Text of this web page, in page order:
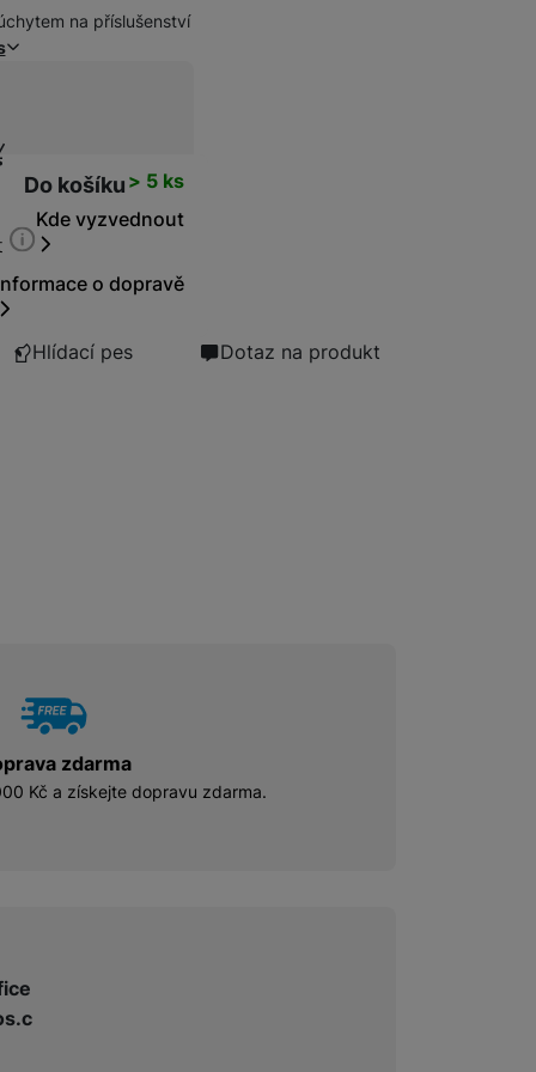
na příslušenství
cena
Do košíku > 5 ks
Kde vyzvednout
o dopravě
Hlídací pes Dotaz na produkt
zdarma
Kč a získejte dopravu zdarma.